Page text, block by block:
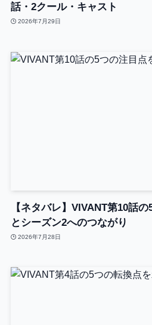
話・2クール・キャスト
2026年7月29日
【ネタバレ】VIVANT第10話
とシーズン2へのつながり
2026年7月28日